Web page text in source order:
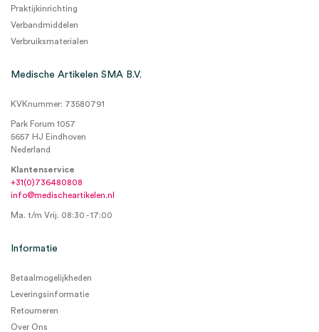
Praktijkinrichting
Verbandmiddelen
Verbruiksmaterialen
Medische Artikelen SMA B.V.
KVKnummer: 73580791
Park Forum 1057
5657 HJ Eindhoven
Nederland
Klantenservice
+31(0)736480808
info@medischeartikelen.nl
Ma. t/m Vrij. 08:30 - 17:00
Informatie
Betaalmogelijkheden
Leveringsinformatie
Retourneren
Over Ons